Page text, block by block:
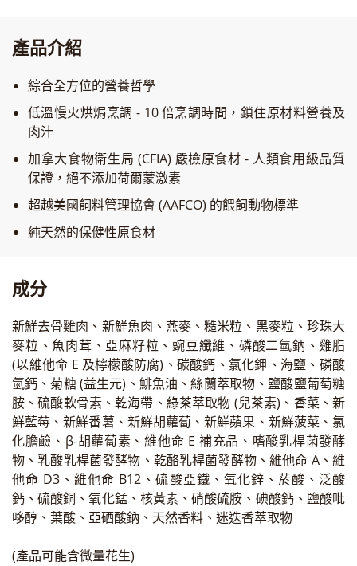
產品介紹
綜合全方位的營養哲學
低溫慢火烘焗烹調 - 10 倍烹調時間，鎖住原材料營養及
肉汁
加拿大食物衛生局 (CFIA) 嚴檢原食材 - 人類食用級品質
保證，絕不添加荷爾蒙激素
超越美國飼料管理協會 (AAFCO) 的餵飼動物標準
純天然的保健性原食材
成分
新鮮去骨雞肉、新鮮魚肉、燕麥、糙米粒、黑麥粒、珍珠大
麥粒、魚肉茸、亞麻籽粒、豌豆纖維、磷酸二氫鈉、雞脂
(以維他命 E 及檸檬酸防腐)、碳酸鈣、氯化鉀、海鹽、磷酸
氫鈣、菊糖 (益生元)、鯡魚油、絲蘭萃取物、鹽酸鹽葡萄糖
胺、硫酸軟骨素、乾海帶、綠茶萃取物 (兒茶素)、香菜、新
鮮藍莓、新鮮番薯、新鮮胡蘿蔔、新鮮蘋果、新鮮菠菜、氯
化膽鹼、β-胡蘿蔔素、維他命 E 補充品、嗜酸乳桿菌發酵
物、乳酸乳桿菌發酵物、乾酪乳桿菌發酵物、維他命 A、維
他命 D3、維他命 B12、硫酸亞鐵、氧化鋅、菸酸、泛酸
鈣、硫酸銅、氧化錳、核黃素、硝酸硫胺、碘酸鈣、鹽酸吡
哆醇、葉酸、亞硒酸鈉、天然香料、迷迭香萃取物
(產品可能含微量花生)